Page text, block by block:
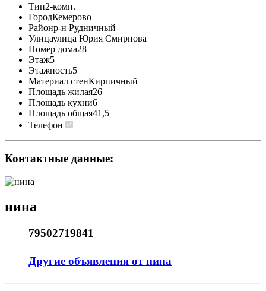
Тип2-комн.
ГородКемерово
Районр-н Рудничный
Улицаулица Юрия Смирнова
Номер дома28
Этаж5
Этажность5
Материал стенКирпичный
Площадь жилая26
Площадь кухни6
Площадь общая41,5
Телефон
Контактные данные:
нина
79502719841
Другие объявления от нина